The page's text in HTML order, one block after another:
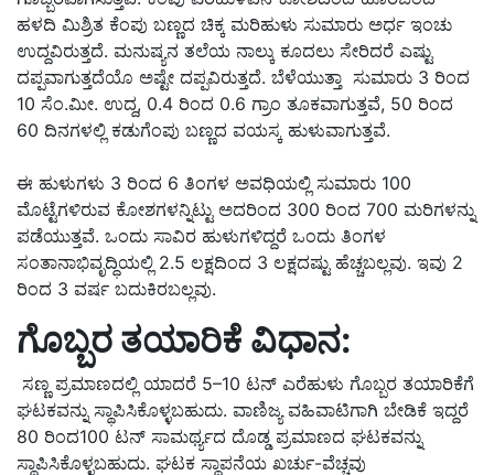
ಹಳದಿ ಮಿಶ್ರಿತ ಕೆಂಪು ಬಣ್ಣದ ಚಿಕ್ಕ ಮರಿಹುಳು ಸುಮಾರು ಅರ್ಧ ಇಂಚು
ಉದ್ದವಿರುತ್ತದೆ. ಮನುಷ್ಯನ ತಲೆಯ ನಾಲ್ಕು ಕೂದಲು ಸೇರಿದರೆ ಎಷ್ಟು
ದಪ್ಪವಾಗುತ್ತದೆಯೊ ಅಷ್ಟೇ ದಪ್ಪವಿರುತ್ತದೆ. ಬೆಳೆಯುತ್ತಾ ಸುಮಾರು 3 ರಿಂದ
10 ಸೆಂ.ಮೀ. ಉದ್ದ, 0.4 ರಿಂದ 0.6 ಗ್ರಾಂ ತೂಕವಾಗುತ್ತವೆ, 50 ರಿಂದ
60 ದಿನಗಳಲ್ಲಿ ಕಡುಗೆಂಪು ಬಣ್ಣದ ವಯಸ್ಕ ಹುಳುವಾಗುತ್ತವೆ.
ಈ ಹುಳುಗಳು 3 ರಿಂದ 6 ತಿಂಗಳ ಅವಧಿಯಲ್ಲಿ ಸುಮಾರು 100
ಮೊಟ್ಟೆಗಳಿರುವ ಕೋಶಗಳನ್ನಿಟ್ಟು ಅದರಿಂದ 300 ರಿಂದ 700 ಮರಿಗಳನ್ನು
ಪಡೆಯುತ್ತವೆ. ಒಂದು ಸಾವಿರ ಹುಳುಗಳಿದ್ದರೆ ಒಂದು ತಿಂಗಳ
ಸಂತಾನಾಭಿವೃದ್ಧಿಯಲ್ಲಿ 2.5 ಲಕ್ಷದಿಂದ 3 ಲಕ್ಷದಷ್ಟು ಹೆಚ್ಚಬಲ್ಲವು. ಇವು 2
ರಿಂದ 3 ವರ್ಷ ಬದುಕಿರಬಲ್ಲವು.
ಗೊಬ್ಬರ ತಯಾರಿಕೆ ವಿಧಾನ:
ಸಣ್ಣ ಪ್ರಮಾಣದಲ್ಲಿ ಯಾದರೆ 5–10 ಟನ್ ಎರೆಹುಳು ಗೊಬ್ಬರ ತಯಾರಿಕೆಗೆ
ಘಟಕವನ್ನು ಸ್ಥಾಪಿಸಿಕೊಳ್ಳಬಹುದು. ವಾಣಿಜ್ಯ ವಹಿವಾಟಿಗಾಗಿ ಬೇಡಿಕೆ ಇದ್ದರೆ
80 ರಿಂದ100 ಟನ್ ಸಾಮರ್ಥ್ಯದ ದೊಡ್ಡ ಪ್ರಮಾಣದ ಘಟಕವನ್ನು
ಸ್ಥಾಪಿಸಿಕೊಳ್ಳಬಹುದು. ಘಟಕ ಸ್ಥಾಪನೆಯ ಖರ್ಚು-ವೆಚ್ಚವು